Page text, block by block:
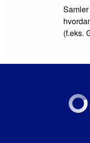
(f.eks.